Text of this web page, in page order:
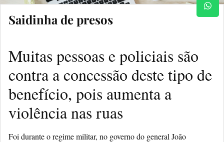
Saidinha de presos
Muitas pessoas e policiais são
contra a concessão deste tipo de
benefício, pois aumenta a
violência nas ruas
Foi durante o regime militar, no governo do general João